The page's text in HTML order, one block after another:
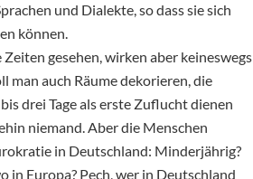
und Dialekte, so dass sie sich
können.
gesehen, wirken aber keineswegs
man auch Räume dekorieren, die
drei Tage als erste Zuflucht dienen
niemand. Aber die Menschen
in Deutschland: Minderjährig?
in Europa? Pech, wer in Deutschland